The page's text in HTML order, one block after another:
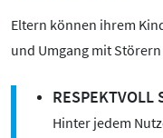
Eltern können ihrem
und Umgang mit
RESPEKTVOLL
Hinter jedem